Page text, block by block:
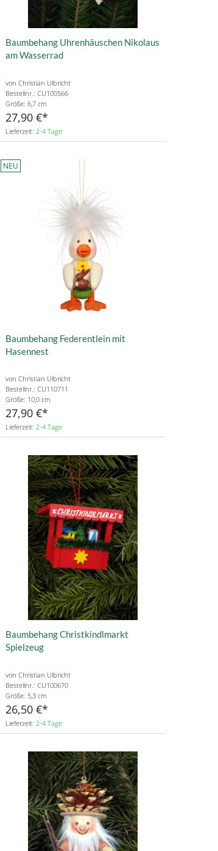
Baumbehang Uhrenhäuschen Nikolaus
am Wasserrad
von Christian Ulbricht
Bestellnr.: CU100566
Größe: 6,7 cm
27,90 €
Lieferzeit: 2-4 Tage
NEU
Baumbehang Federentlein mit
Hasennest
von Christian Ulbricht
Bestellnr.: CU110711
Größe: 10,0 cm
27,90 €
Lieferzeit: 2-4 Tage
Baumbehang Christkindlmarkt
Spielzeug
von Christian Ulbricht
Bestellnr.: CU100670
Größe: 5,3 cm
26,50 €
Lieferzeit: 2-4 Tage